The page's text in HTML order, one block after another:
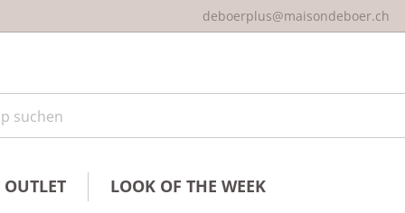
deboerplus@maisondeboer.ch
OUTLET LOOK OF THE WEEK